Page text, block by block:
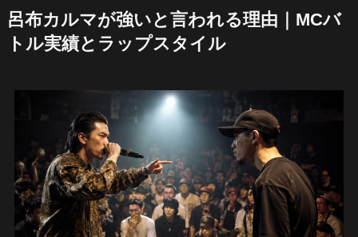
呂布カルマが強いと言われる理由｜MCバ
トル実績とラップスタイル